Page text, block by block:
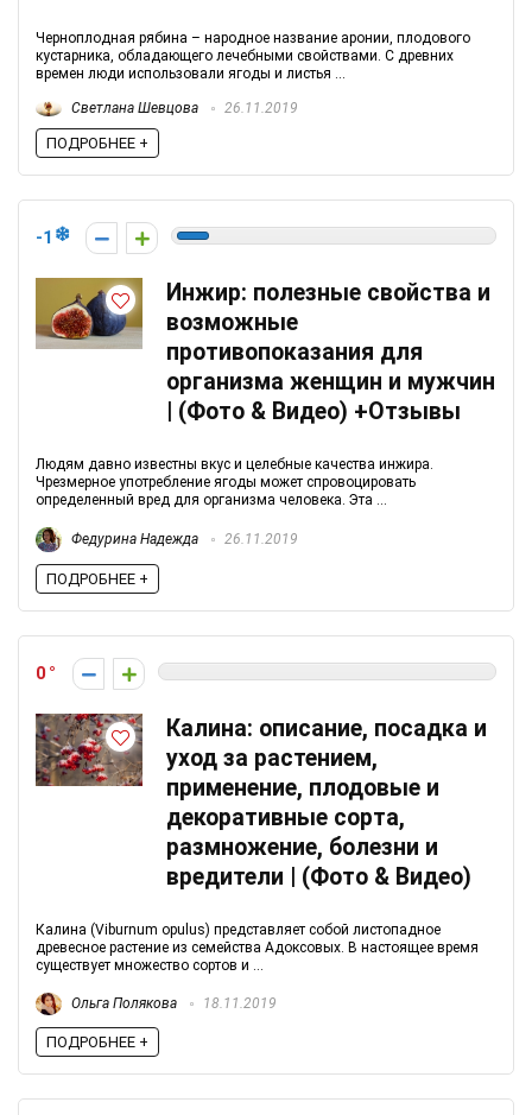
Черноплодная рябина – народное название аронии, плодового
кустарника, обладающего лечебными свойствами. С древних
времен люди использовали ягоды и листья ...
Светлана Шевцова 26.11.2019
ПОДРОБНЕЕ +
-1
Инжир: полезные свойства и
возможные
противопоказания для
организма женщин и мужчин
| (Фото & Видео) +Отзывы
Людям давно известны вкус и целебные качества инжира.
Чрезмерное употребление ягоды может спровоцировать
определенный вред для организма человека. Эта ...
Федурина Надежда 26.11.2019
ПОДРОБНЕЕ +
0
Калина: описание, посадка и
уход за растением,
применение, плодовые и
декоративные сорта,
размножение, болезни и
вредители | (Фото & Видео)
Калина (Viburnum opulus) представляет собой листопадное
древесное растение из семейства Адоксовых. В настоящее время
существует множество сортов и ...
Ольга Полякова 18.11.2019
ПОДРОБНЕЕ +